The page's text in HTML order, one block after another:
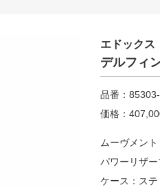
エドックス
デルフィ
品番：
価格：
ムーヴメン
パワーリザ
ケース：ス